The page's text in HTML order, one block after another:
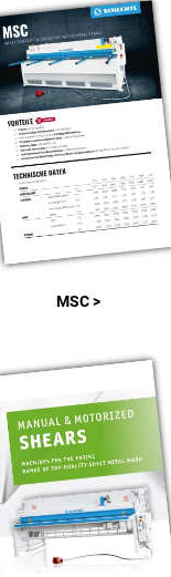
MSC >